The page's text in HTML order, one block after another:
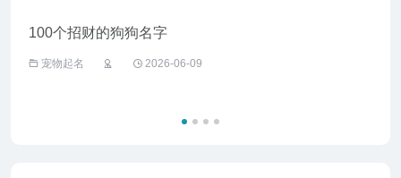
100个招财的狗狗名字
宠物起名 2026-06-09